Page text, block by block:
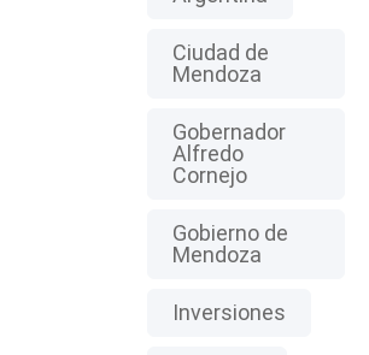
Ciudad de
Mendoza
Gobernador
Alfredo
Cornejo
Gobierno de
Mendoza
Inversiones